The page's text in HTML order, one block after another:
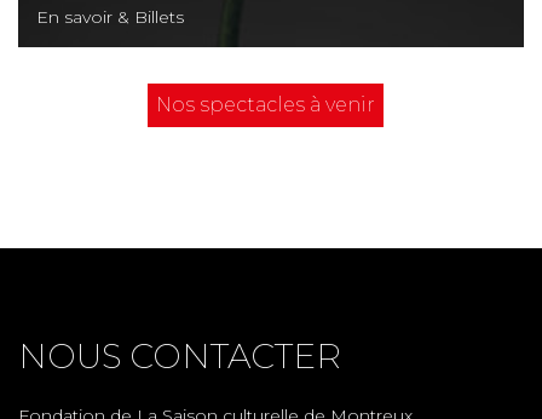
Nos spectacles à venir
NOUS CONTACTER